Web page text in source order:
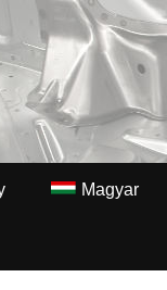
Magyar